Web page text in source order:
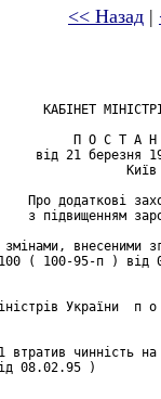
<< Назад |
КАБІНЕТ
П О С Т А Н
від 21 березня
Київ
Про додаткові
з підвищенням
змінами, внесеними
( 100-95-п ) від
України  п
втратив чинність
08.02.95 )